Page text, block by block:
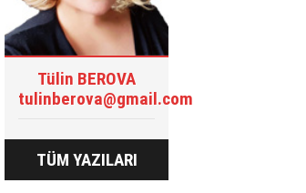
Tülin BEROVA
tulinberova@gmail.com
TÜM YAZILARI